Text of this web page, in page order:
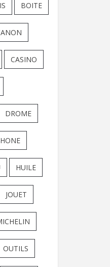
BOITE
CASINO
DROME
HUILE
JOUET
OUTILS